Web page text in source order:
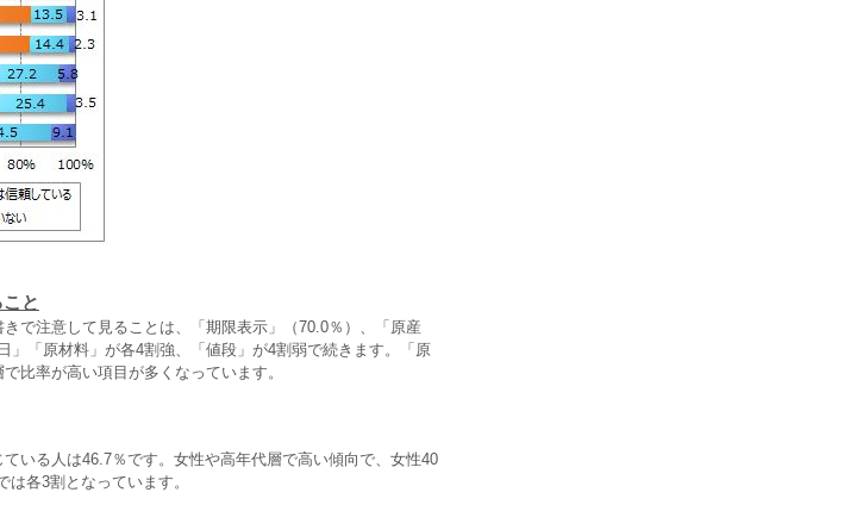
と
で注意して見ることは、「期限表示」（70.0％）、「原産
」「原材料」が各4割強、「値段」が4割弱で続きます。「原
比率が高い項目が多くなっています。
いる人は46.7％です。女性や高年代層で高い傾向で、女性40
各3割となっています。